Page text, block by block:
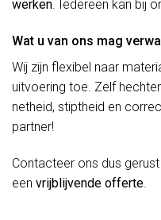
werken. Iedereen kan bij
Wat u van ons mag
Wij zijn flexibel naar
uitvoering toe. Zelf
netheid, stiptheid en
partner!
Contacteer ons dus
een vrijblijvende offerte.